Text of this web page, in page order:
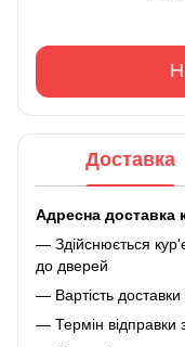
Доставка
Адресна
— Здійснюється
до дверей
— Вартість доставки
— Термін відправки